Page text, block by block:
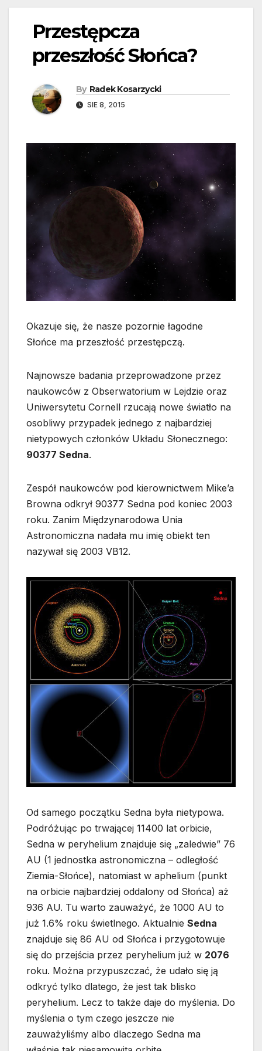
Przestępcza
przeszłość Słońca?
By Radek Kosarzycki
SIE 8, 2015
Okazuje się, że nasze pozornie łagodne
Słońce ma przeszłość przestępczą.
Najnowsze badania przeprowadzone przez
naukowców z Obserwatorium w Lejdzie oraz
Uniwersytetu Cornell rzucają nowe światło na
osobliwy przypadek jednego z najbardziej
nietypowych członków Układu Słonecznego:
90377 Sedna.
Zespół naukowców pod kierownictwem Mike’a
Browna odkrył 90377 Sedna pod koniec 2003
roku. Zanim Międzynarodowa Unia
Astronomiczna nadała mu imię obiekt ten
nazywał się 2003 VB12.
Od samego początku Sedna była nietypowa.
Podróżując po trwającej 11400 lat orbicie,
Sedna w peryhelium znajduje się „zaledwie” 76
AU (1 jednostka astronomiczna – odległość
Ziemia-Słońce), natomiast w aphelium (punkt
na orbicie najbardziej oddalony od Słońca) aż
936 AU. Tu warto zauważyć, że 1000 AU to
już 1.6% roku świetlnego. Aktualnie Sedna
znajduje się 86 AU od Słońca i przygotowuje
się do przejścia przez peryhelium już w 2076
roku. Można przypuszczać, że udało się ją
odkryć tylko dlatego, że jest tak blisko
peryhelium. Lecz to także daje do myślenia. Do
myślenia o tym czego jeszcze nie
zauważyliśmy albo dlaczego Sedna ma